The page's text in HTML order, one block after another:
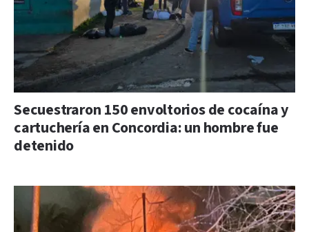
Secuestraron 150 envoltorios de cocaína y
cartuchería en Concordia: un hombre fue
detenido